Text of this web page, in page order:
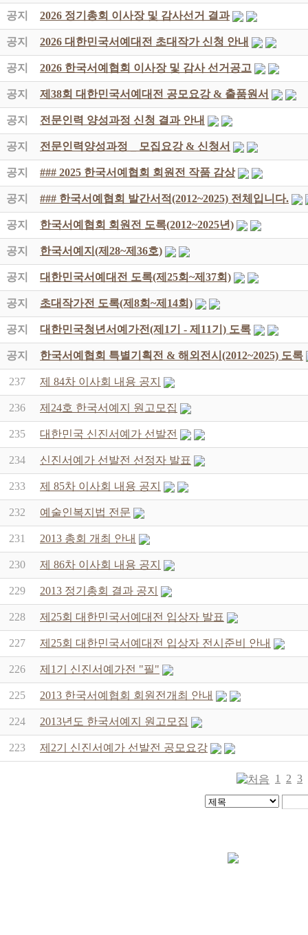
공지 2026 정기총회 이사장 및 감사선거 결과
공지 2026 대한민국서예대전 초대작가 신청 안내
공지 2026 한국서예협회 이사장 및 감사 선거공고
공지 제38회 대한민국서예대전 공모요강 & 출품원서
공지 전문인력 양성과정 신청 결과 안내
공지 전문인력양성과정 _ 모집요강 & 신청서
공지 ### 2025 한국서예협회 회원전 작품 감상
공지 ### 한국서예협회 발간서적(2012~2025) 전체입니다.
공지 한국서예협회 회원전 도록(2012~2025년)
공지 한국서예지(제28~제36호)
공지 대한민국서예대전 도록(제25회~제37회)
공지 초대작가전 도록(제8회~제14회)
공지 대한민국청년서예가전(제1기 - 제11기) 도록
공지 한국서예협회 특별기획전 & 해외전시(2012~2025) 도록
237 제 84차 이사회 내용 공지
236 제24호 한국서예지 원고모집
235 대한민국 신진서예가 선발전
234 신진서예가 선발전 선정자 발표
233 제 85차 이사회 내용 공지
232 예술인복지법 전문
231 2013 총회 개최 안내
230 제 86차 이사회 내용 공지
229 2013 정기총회 결과 공지
228 제25회 대한민국서예대전 입상자 발표
227 제25회 대한민국서예대전 입상자 전시준비 안내
226 제1기 신진서예가전 "필"
225 2013 한국서예협회 회원전개최 안내
224 2013년도 한국서예지 원고모집
223 제2기 신진서예가 선발전 공모요강
1 2 3